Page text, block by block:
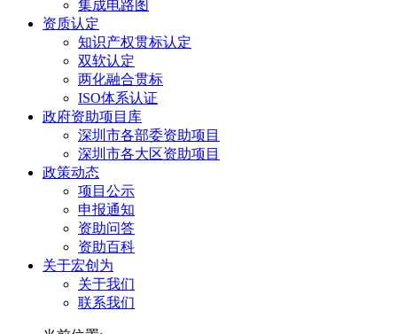
集成电路图
资质认定
知识产权贯标认定
双软认定
两化融合贯标
ISO体系认证
政府资助项目库
深圳市各部委资助项目
深圳市各大区资助项目
政策动态
项目公示
申报通知
资助问答
资助百科
关于宏创为
关于我们
联系我们